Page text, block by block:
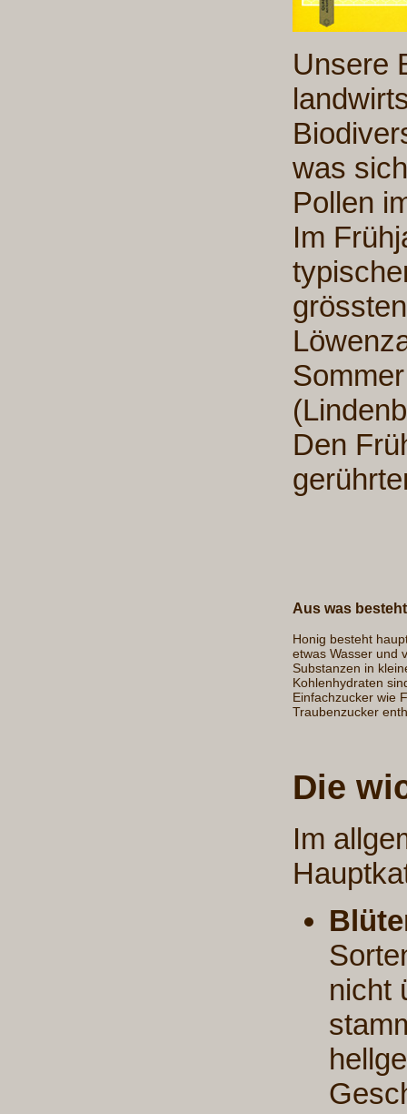
Unsere
was
Pollen
Im
Den
Aus was
Honig besteht
etwas Wasser und
Substanzen in
Kohlenhydraten
Einfachzucker wie
Traubenzucker
Die
Im
nicht